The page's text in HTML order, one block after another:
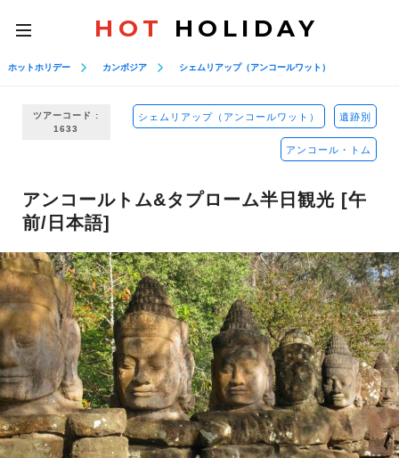
toggle
navigation
HOT HOLIDAY
ホットホリデー カンボジア シェムリアップ（アンコールワット）
ツアーコード :
1633
シェムリアップ（アンコールワット） 遺跡別
アンコール・トム
アンコールトム&タプローム半日観光 [午
前/日本語]